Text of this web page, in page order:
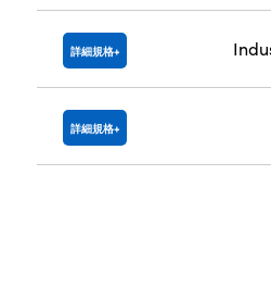
詳細規格
詳細規格